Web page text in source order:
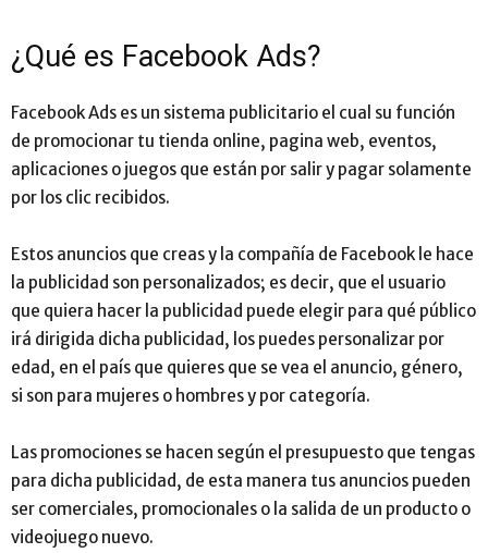
¿Qué es Facebook Ads?
Facebook Ads es un sistema publicitario el cual su función
de promocionar tu tienda online, pagina web, eventos,
aplicaciones o juegos que están por salir y pagar solamente
por los clic recibidos.
Estos anuncios que creas y la compañía de Facebook le hace
la publicidad son personalizados; es decir, que el usuario
que quiera hacer la publicidad puede elegir para qué público
irá dirigida dicha publicidad, los puedes personalizar por
edad, en el país que quieres que se vea el anuncio, género,
si son para mujeres o hombres y por categoría.
Las promociones se hacen según el presupuesto que tengas
para dicha publicidad, de esta manera tus anuncios pueden
ser comerciales, promocionales o la salida de un producto o
videojuego nuevo.